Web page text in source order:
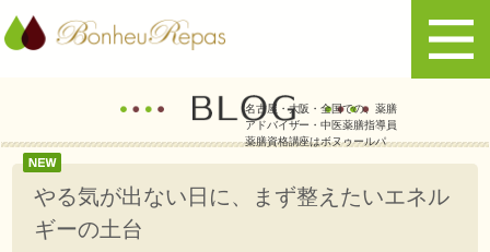
名古屋・大阪・全国での、薬膳
アドバイザー・中医薬膳指導員
薬膳資格講座はボヌゥールパ
やる気が出ない日に、まず整えたいエネル
ギーの土台